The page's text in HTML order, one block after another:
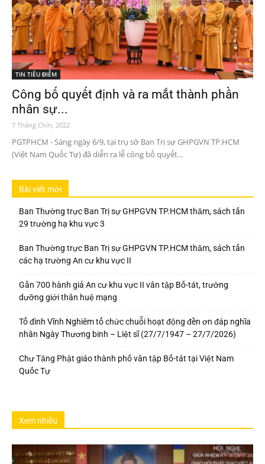
TIN TIÊU ĐIỂM
Công bố quyết định và ra mắt thành phần
nhân sự...
7 Tháng Chín, 2022
PGTPHCM - Sáng ngày 6/9, tại trụ sở Ban Trị sự GHPGVN TP.HCM
(Việt Nam Quốc Tự) đã diễn ra lễ công bố quyết...
Bài viết mới
Ban Thường trực Ban Trị sự GHPGVN TP.HCM thăm, sách tấn
29 trường hạ khu vực 3
Ban Thường trực Ban Trị sự GHPGVN TP.HCM thăm, sách tấn
các hạ trường An cư khu vực II
Gần 700 hành giả An cư khu vực II vân tập Bố-tát, trưởng
dưỡng giới thân huệ mạng
Tổ đình Vĩnh Nghiêm tổ chức chuỗi hoạt động đền ơn đáp nghĩa
nhân Ngày Thương binh – Liệt sĩ (27/7/1947 – 27/7/2026)
Chư Tăng Phật giáo thành phố vân tập Bố-tát tại Việt Nam
Quốc Tự
Xem nhiều